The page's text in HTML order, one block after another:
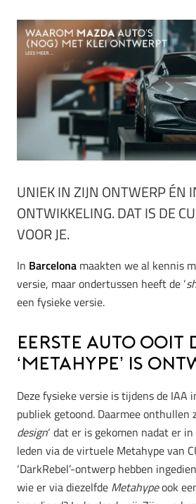
UNIEK IN ZIJN ONTWERP ÉN
ONTWIKKELING. DAT IS DE
VOOR JE.
In Barcelona maakten we al kennis
versie, maar ondertussen heeft de ‘
een fysieke versie.
Eerste auto ooit
‘Metahype’ is
Deze fysieke versie is tijdens de IAA
publiek getoond. Daarmee onthullen
design‘ dat er is gekomen nadat er
leden via de virtuele Metahype van
‘DarkRebel’-ontwerp hebben
wie er via diezelfde Metahypeook